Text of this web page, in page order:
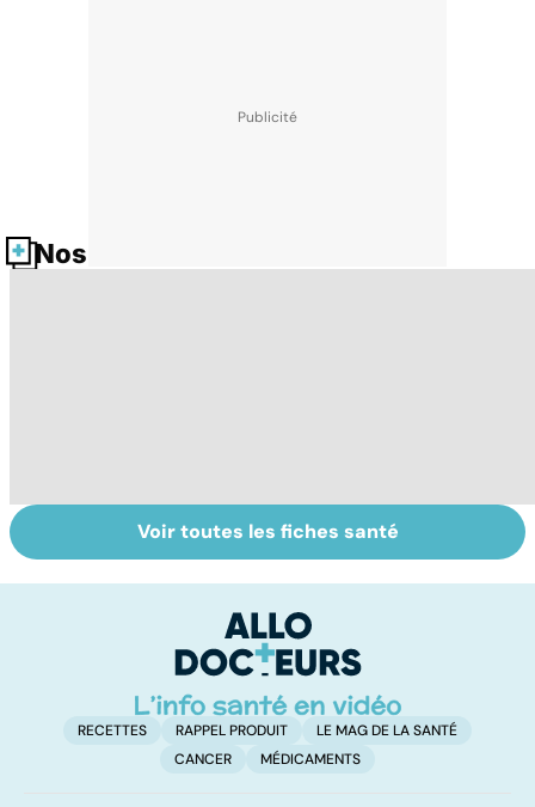
Nos fiches santé
Tout savoir sur
les infections
Inflammation des
amygdales : que
d'angine ?
Voir toutes les fiches santé
RECETTES RAPPEL PRODUIT
LE MAG DE LA SANTÉ
CANCER
MÉDICAMENTS